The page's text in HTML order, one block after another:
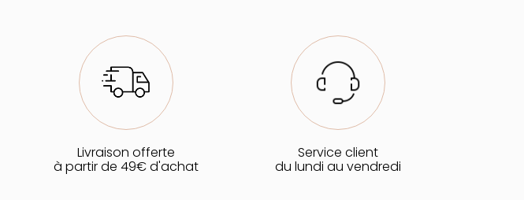
Livraison offerte
à partir de 49€ d'achat
Service client
du lundi au vendredi